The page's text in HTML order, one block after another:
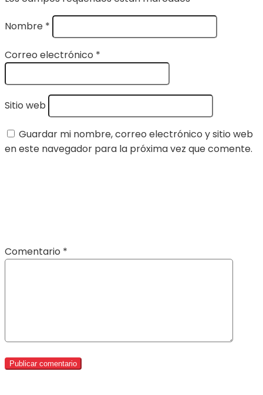
Nombre *
Correo electrónico *
Sitio web
Guardar mi nombre, correo electrónico y sitio web
en este navegador para la próxima vez que comente.
Comentario *